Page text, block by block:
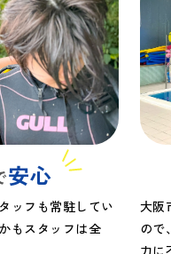
安心
ッフも常駐してい
もスタッフは全
大阪
ので
力に